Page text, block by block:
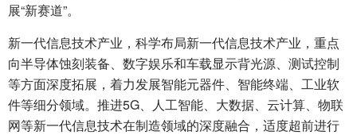
展“新赛道”。
新一代信息技术产业，科学布局新一代信息技术产业，重点
向半导体蚀刻装备、数字娱乐和车载显示背光源、测试控制
等方面深度拓展，着力发展智能元器件、智能终端、工业软
件等细分领域。推进5G、人工智能、大数据、云计算、物联
网等新一代信息技术在制造领域的深度融合，适度超前进行